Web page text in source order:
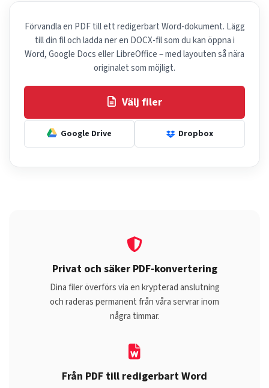
Förvandla en PDF till ett redigerbart Word-dokument. Lägg
till din fil och ladda ner en DOCX-fil som du kan öppna i
Word, Google Docs eller LibreOffice – med layouten så nära
originalet som möjligt.
Välj filer
Google Drive Dropbox
Privat och säker PDF-konvertering
Dina filer överförs via en krypterad anslutning
och raderas permanent från våra servrar inom
några timmar.
Från PDF till redigerbart Word